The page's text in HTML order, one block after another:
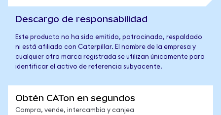
Descargo de responsabilidad
Este producto no ha sido emitido, patrocinado, respaldado
ni está afiliado con Caterpillar. El nombre de la empresa y
cualquier otra marca registrada se utilizan únicamente para
identificar el activo de referencia subyacente.
Obtén CATon en segundos
Compra, vende, intercambia y canjea